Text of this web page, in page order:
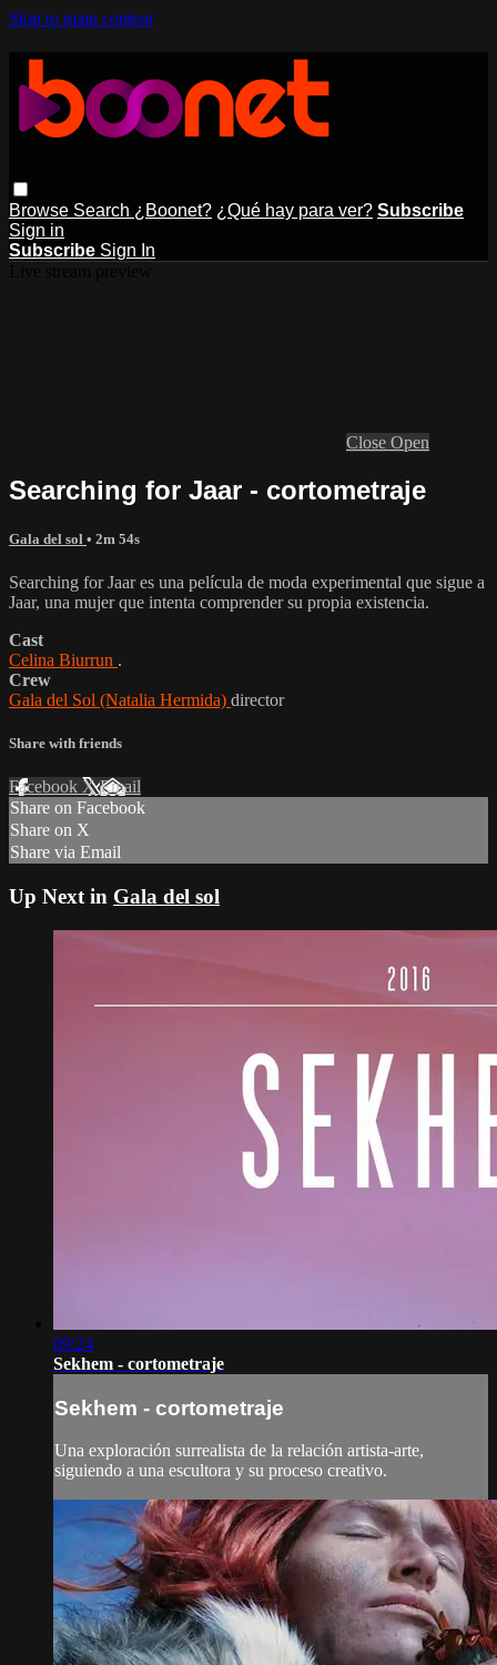
Skip to main content
Browse Search ¿Boonet? ¿Qué hay para ver? Subscribe
Sign in
Subscribe Sign In
Close Open
Searching for Jaar - cortometraje
Gala del sol • 2m 54s
Searching for Jaar es una película de moda experimental que sigue a
Jaar, una mujer que intenta comprender su propia existencia.
Cast
Celina Biurrun .
Crew
Gala del Sol (Natalia Hermida) director
Share with friends
Facebook XEmail
Share on Facebook
Share on X
Share via Email
Up Next in Gala del sol
09:24
Sekhem - cortometraje
Sekhem - cortometraje
Una exploración surrealista de la relación artista-arte,
siguiendo a una escultora y su proceso creativo.